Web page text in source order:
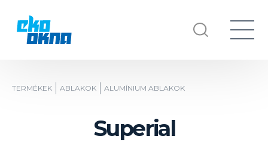
TERMÉKEK ABLAKOK ALUMÍNIUM ABLAKOK
Superial